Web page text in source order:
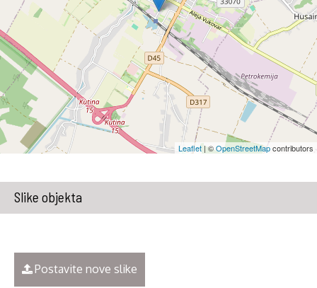
Leaflet | ©OpenStreetMapcontributors
Slike objekta
Postavite nove slike